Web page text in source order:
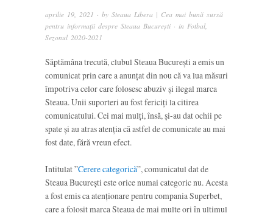
aprilie 19, 2021 · by Steaua Libera | Cea mai bună sursă
pentru informații despre Steaua București · in Fotbal,
Sezonul 2020-2021
Săptămâna trecută, clubul Steaua București a emis un
comunicat prin care a anunțat din nou că va lua măsuri
împotriva celor care folosesc abuziv și ilegal marca
Steaua. Unii suporteri au fost fericiți la citirea
comunicatului. Cei mai mulți, însă, și-au dat ochii pe
spate și au atras atenția că astfel de comunicate au mai
fost date, fără vreun efect.
Intitulat ”Cerere categorică”, comunicatul dat de
Steaua București este orice numai categoric nu. Acesta
a fost emis ca atenționare pentru compania Superbet,
care a folosit marca Steaua de mai multe ori în ultimul